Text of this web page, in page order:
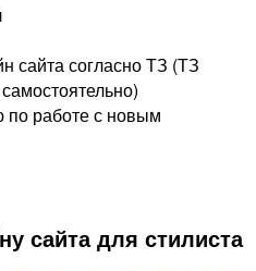
сайта согласно ТЗ (ТЗ
по работе с новым
сайта для стилиста